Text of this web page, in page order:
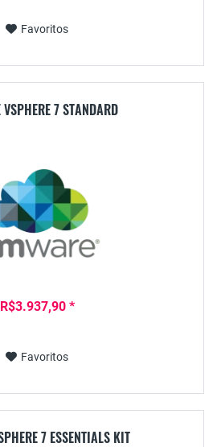
Favoritos
7 STANDARD
R$3.937,90 *
Favoritos
7 ESSENTIALS KIT